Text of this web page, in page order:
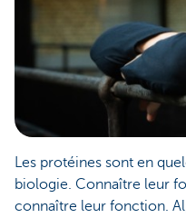
Les protéines sont en
biologie. Connaître leur
connaître leur fonction.